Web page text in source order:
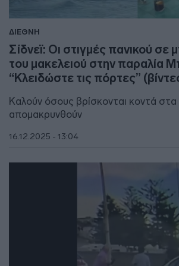
ΔΙΕΘΝΗ
Σίδνεϊ: Οι στιγμές πανικού σε
του μακελειού στην παραλία
“Κλειδώστε τις πόρτες”
Kαλούν όσους βρίσκονται κοντά
απομακρυνθούν
16.12.2025 - 13:04